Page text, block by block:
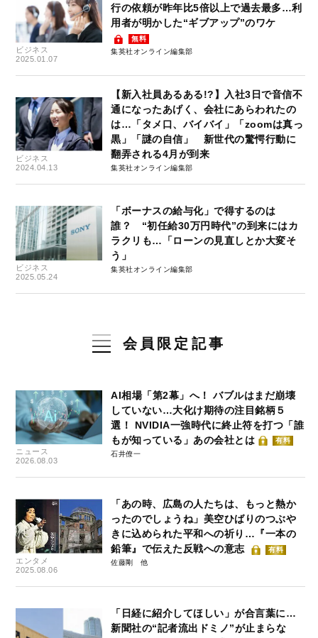
ビジネス
2025.01.07
行の依頼が昨年比5倍以上で過去最多…利
用者が明かした“ギブアップ”のワケ
無料
集英社オンライン編集部
ビジネス
2024.04.13
【新入社員あるある!?】入社3日で音信不
通になったあげく、会社にあらわれたの
は…「タメ口、バイバイ」「zoomは真っ
黒」「謎の自信」 新世代の驚愕行動に
翻弄される4月が到来
集英社オンライン編集部
ビジネス
2025.05.24
「ボーナスの給与化」で得するのは
誰？ “初任給30万円時代”の到来にはカ
ラクリも…「ローンの見直しとか大変そ
う」
集英社オンライン編集部
会員限定記事
ニュース
2026.08.03
AI相場「第2幕」へ！ バブルはまだ崩壊
していない…大化け期待の注目銘柄５
選！ NVIDIA一強時代に終止符を打つ「誰
もが知っている」あの会社とは
有料
石井僚一
エンタメ
2025.08.06
「あの時、広島の人たちは、もっと熱か
ったのでしょうね」美空ひばりのつぶや
きに込められた平和への祈り…『一本の
鉛筆』で伝えた反戦への意志
有料
佐藤剛
「日経に紹介してほしい」が合言葉に…
新聞社の“記者流出ドミノ”が止まらな